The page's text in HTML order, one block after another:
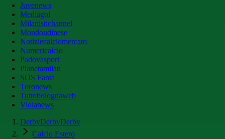
Juvenews
Mediagol
Milanistichannel
Mondoudinese
Notiziecalciomercato
Numericalcio
Padovasport
Pianetamilan
SOS Fanta
Toronews
Tuttobolognaweb
Violanews
DerbyDerbyDerby
Calcio Estero